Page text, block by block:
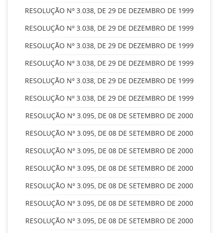
RESOLUÇÃO Nº 3.038, DE 29 DE DEZEMBRO DE 1999
RESOLUÇÃO Nº 3.038, DE 29 DE DEZEMBRO DE 1999
RESOLUÇÃO Nº 3.038, DE 29 DE DEZEMBRO DE 1999
RESOLUÇÃO Nº 3.038, DE 29 DE DEZEMBRO DE 1999
RESOLUÇÃO Nº 3.038, DE 29 DE DEZEMBRO DE 1999
RESOLUÇÃO Nº 3.038, DE 29 DE DEZEMBRO DE 1999
RESOLUÇÃO Nº 3.095, DE 08 DE SETEMBRO DE 2000
RESOLUÇÃO Nº 3.095, DE 08 DE SETEMBRO DE 2000
RESOLUÇÃO Nº 3.095, DE 08 DE SETEMBRO DE 2000
RESOLUÇÃO Nº 3.095, DE 08 DE SETEMBRO DE 2000
RESOLUÇÃO Nº 3.095, DE 08 DE SETEMBRO DE 2000
RESOLUÇÃO Nº 3.095, DE 08 DE SETEMBRO DE 2000
RESOLUÇÃO Nº 3.095, DE 08 DE SETEMBRO DE 2000